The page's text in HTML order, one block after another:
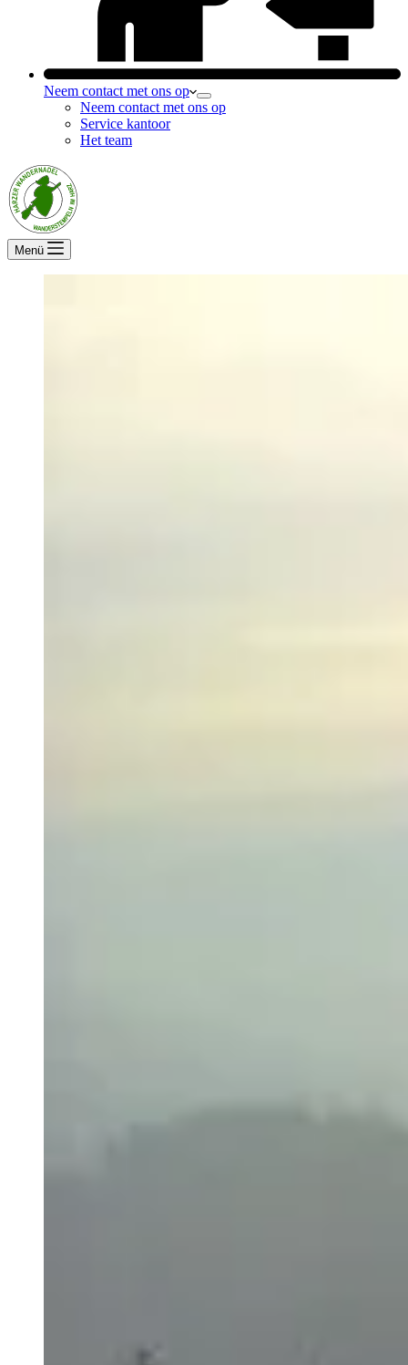
Neem contact met ons op
Neem contact met ons op
Service kantoor
Het team
Menü